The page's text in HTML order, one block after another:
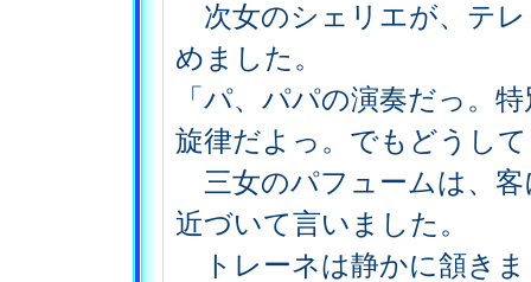
次女のシェリエが、テレ
めました。
「パ、パパの演奏だっ。
旋律だよっ。でもどうし
三女のパフュームは、客
近づいて言いました。
トレーネは静かに頷きま